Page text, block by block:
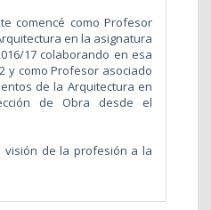
comencé como Profesor
en la asignatura
17 colaborando en esa
y como Profesor asociado
de la Arquitectura en
de Obra desde el
visión de la profesión a la